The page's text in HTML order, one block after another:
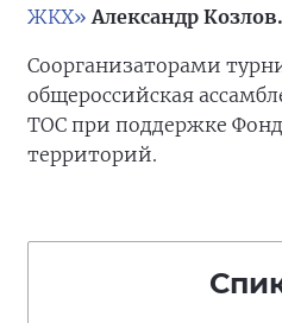
ЖКХ» Александр Козлов.
Соорганизаторами
общероссийская
ТОС при поддержке
территорий.